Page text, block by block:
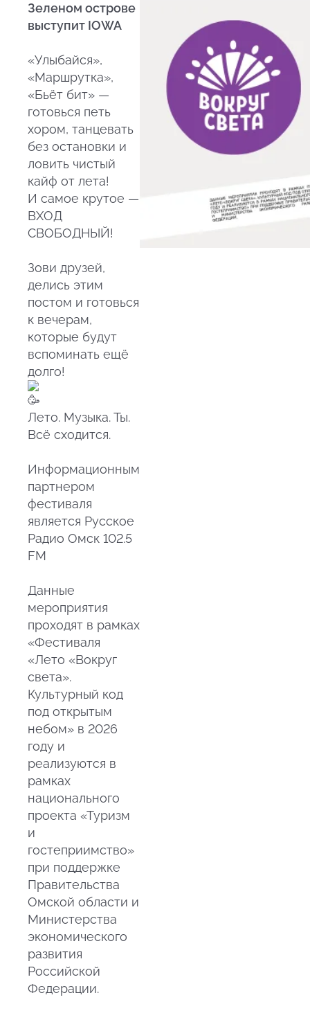
Зеленом острове
выступит IOWA
«Улыбайся»,
«Маршрутка»,
«Бьёт бит» —
готовься петь
хором, танцевать
без остановки и
ловить чистый
кайф от лета!
И самое крутое —
ВХОД
СВОБОДНЫЙ!
Зови друзей,
делись этим
постом и готовься
к вечерам,
которые будут
вспоминать ещё
долго!
Лето. Музыка. Ты.
Всё сходится.
Информационным
партнером
фестиваля
является Русское
Радио Омск 102.5
FM
Данные
мероприятия
проходят в рамках
«Фестиваля
«Лето «Вокруг
света».
Культурный код
под открытым
небом» в 2026
году и
реализуются в
рамках
национального
проекта «Туризм
и
гостеприимство»
при поддержке
Правительства
Омской области и
Министерства
экономического
развития
Российской
Федерации.